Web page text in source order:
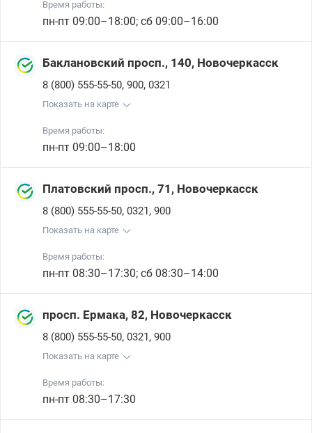
Время работы:
пн-пт 09:00–18:00; сб 09:00–16:00
Баклановский просп., 140, Новочеркасск
8 (800) 555-55-50, 900, 0321
Показать на карте
Время работы:
пн-пт 09:00–18:00
Платовский просп., 71, Новочеркасск
8 (800) 555-55-50, 0321, 900
Показать на карте
Время работы:
пн-пт 08:30–17:30; сб 08:30–14:00
просп. Ермака, 82, Новочеркасск
8 (800) 555-55-50, 0321, 900
Показать на карте
Время работы:
пн-пт 08:30–17:30